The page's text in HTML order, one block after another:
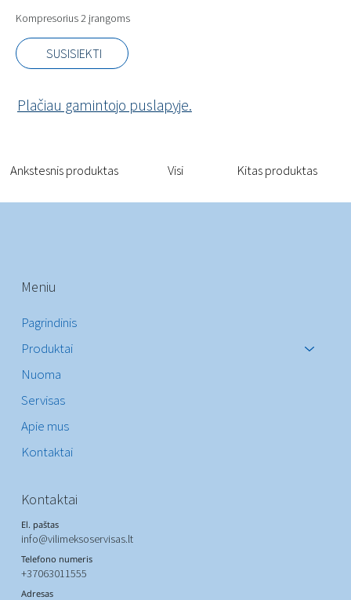
Kompresorius 2 įrangoms
SUSISIEKTI
Plačiau gamintojo puslapyje.
Ankstesnis produktas Visi Kitas produktas
Meniu
Pagrindinis
Produktai
Nuoma
Servisas
Apie mus
Kontaktai
Kontaktai
El. paštas
info@vilimeksoservisas.lt
Telefono numeris
+37063011555
Adresas